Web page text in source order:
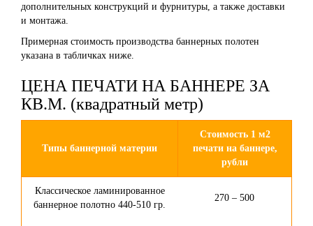
дополнительных конструкций и фурнитуры, а также доставки
и монтажа.
Примерная стоимость производства баннерных полотен
указана в табличках ниже.
ЦЕНА ПЕЧАТИ НА БАННЕРЕ ЗА
КВ.М. (квадратный метр)
Типы баннерной материи
Стоимость 1 м2
печати на баннере,
рубли
Классическое ламинированное
баннерное полотно 440-510 гр.
270 – 500